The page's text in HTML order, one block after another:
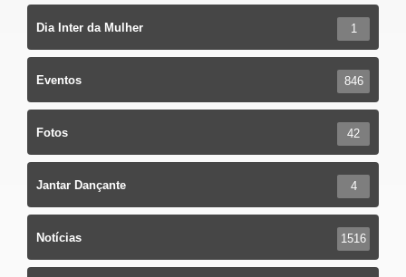
Dia Inter da Mulher 1
Eventos 846
Fotos 42
Jantar Dançante 4
Notícias 1516